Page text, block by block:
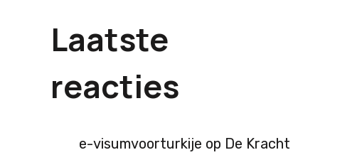
Laatste
reacties
e-visumvoorturkije op De Kracht